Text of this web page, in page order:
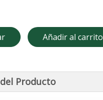
Añadir al carrito
Producto